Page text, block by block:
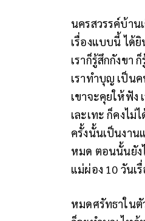
นครสวรรค์บ้าน
เรื่องแบบนี้ ได้ยิ
เราก็รู้สึกกังขา
เราทำบุญ เป็น
เขาจะคุยให้ฟัง
เละเทะ ก็คงไม่
ครั้งนั้นเป็นงาน
หมด ตอนนั้นยังไ
แม่ผ่อง 10 วันเ
หมดศรัทธาในตั